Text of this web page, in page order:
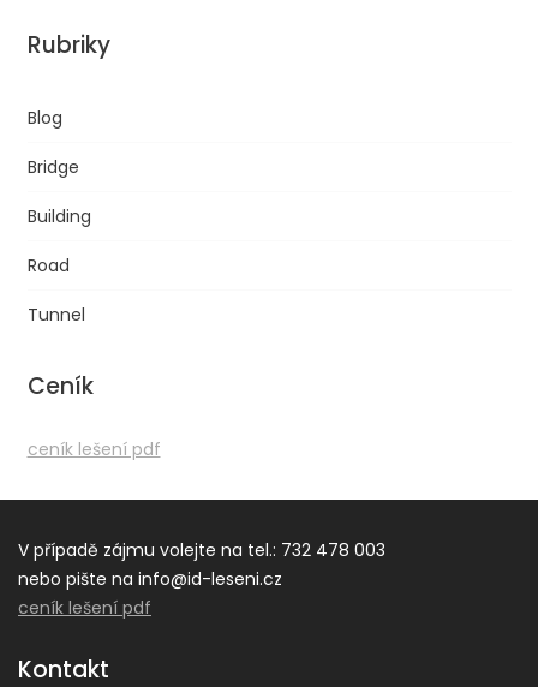
Rubriky
Blog
Bridge
Building
Road
Tunnel
Ceník
ceník lešení pdf
V případě zájmu volejte na tel.: 732 478 003
nebo pište na info@id-leseni.cz
ceník lešení pdf
Kontakt